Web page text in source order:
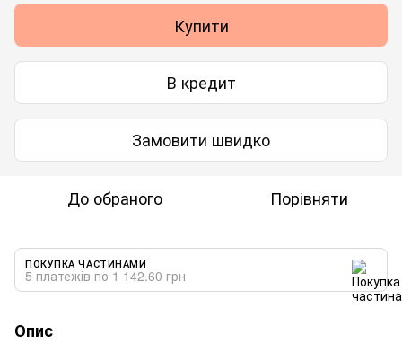
Купити
В кредит
Замовити швидко
До обраного Порівняти
ПОКУПКА ЧАСТИНАМИ
5 платежів по 1 142.60 грн
Опис